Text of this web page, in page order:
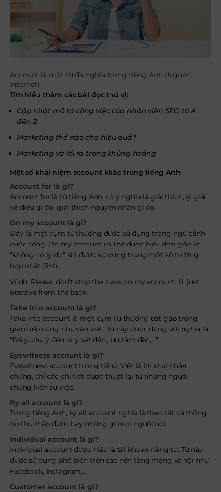
Account là một từ đa nghĩa trong tiếng Anh (Nguồn:
Internet)
Tìm hiểu thêm các bài đọc thú vị:
Cập nhật mô tả công việc của nhân viên SEO từ A
đến Z
Marketing thế nào cho hiệu quả?
Marketing và lối ra trong khủng hoảng
Một số khái niệm account khác trong tiếng Anh
Account for là gì?
Account for là từ tiếng Anh, có ý nghĩa là giải thích, lý giải
về điều gì đó, giải thích nguyên nhân gì đó.
On my account là gì?
Đây là một cụm từ thường được sử dụng trong ngữ cảnh
cuộc sống. On my account có thể được hiểu đơn giản là
“không có lý do” khi được sử dụng trong một số trường
hợp nhất định.
Ví dụ: Please, don’t stop the class on my account. I’ll just
observe from the back.
Take into account là gì?
Take into account là một cụm từ thường bắt gặp trong
giao tiếp cũng như văn viết. Từ này được dùng với nghĩa là
“Để ý, chú ý đến, suy xét đến, lưu tâm đến,…”
Eyewitness account là gì?
Eyewitness account trong tiếng Việt là lời khai nhân
chứng, chỉ các chi tiết được thuật lại từ những người
chứng kiến sự việc.
By all account là gì?
Trong tiếng Anh, by all account nghĩa là theo tất cả thông
tin thu thập được hay những gì mọi người nói.
Individual account là gì?
Individual account được hiểu là tài khoản riêng tư. Từ này
được sử dụng phổ biến trên các nền tảng mạng xã hội như
Facebook, Instagram,…
Customer account là gì?